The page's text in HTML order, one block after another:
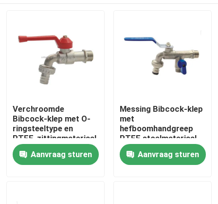
Thuis
Verchroomde
Bibcock-klep met O-
ringsteeltype en
PTFE-zittingmateriaal
voor zware
toepassingen
Aanvraag sturen
Messing Bibcock-klep
met
hefboomhandgreep
PTFE stoelmateriaal
en 15 L/min
doorstroming voor
sanitaire installaties
Aanvraag sturen